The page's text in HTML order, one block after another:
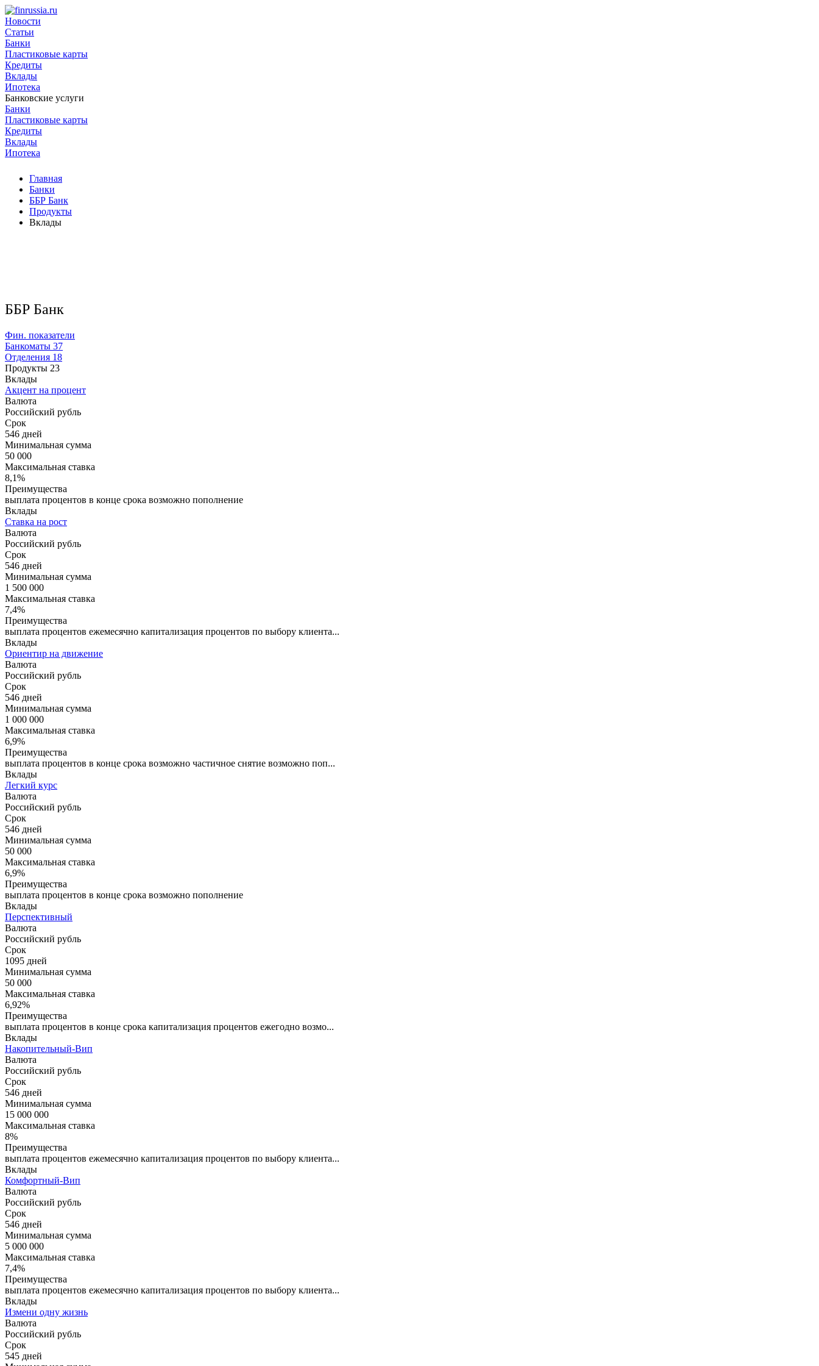
Новости
Статьи
Банки
Пластиковые карты
Кредиты
Вклады
Ипотека
Банковские услуги
Банки
Пластиковые карты
Кредиты
Вклады
Ипотека
Главная
Банки
ББР Банк
Продукты
Вклады
ББР Банк
Фин. показатели
Банкоматы 37
Отделения 18
Продукты 23
Вклады
Акцент на процент
Валюта
Российский рубль
Срок
546 дней
Минимальная сумма
50 000
Максимальная ставка
8,1%
Преимущества
выплата процентов в конце срока возможно пополнение
Вклады
Ставка на рост
Валюта
Российский рубль
Срок
546 дней
Минимальная сумма
1 500 000
Максимальная ставка
7,4%
Преимущества
выплата процентов ежемесячно капитализация процентов по выбору клиента...
Вклады
Ориентир на движение
Валюта
Российский рубль
Срок
546 дней
Минимальная сумма
1 000 000
Максимальная ставка
6,9%
Преимущества
выплата процентов в конце срока возможно частичное снятие возможно поп...
Вклады
Легкий курс
Валюта
Российский рубль
Срок
546 дней
Минимальная сумма
50 000
Максимальная ставка
6,9%
Преимущества
выплата процентов в конце срока возможно пополнение
Вклады
Перспективный
Валюта
Российский рубль
Срок
1095 дней
Минимальная сумма
50 000
Максимальная ставка
6,92%
Преимущества
выплата процентов в конце срока капитализация процентов ежегодно возмо...
Вклады
Накопительный-Вип
Валюта
Российский рубль
Срок
546 дней
Минимальная сумма
15 000 000
Максимальная ставка
8%
Преимущества
выплата процентов ежемесячно капитализация процентов по выбору клиента...
Вклады
Комфортный-Вип
Валюта
Российский рубль
Срок
546 дней
Минимальная сумма
5 000 000
Максимальная ставка
7,4%
Преимущества
выплата процентов ежемесячно капитализация процентов по выбору клиента...
Вклады
Измени одну жизнь
Валюта
Российский рубль
Срок
545 дней